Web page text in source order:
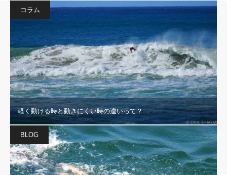
コラム
軽く動ける時と動きにくい時の違いって？
BLOG